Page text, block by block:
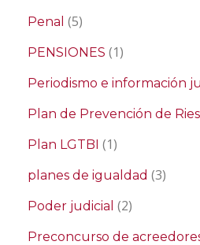
Penal (5)
PENSIONES (1)
Periodismo e información
Plan de Prevención de
Plan LGTBI (1)
planes de igualdad (3)
Poder judicial (2)
Preconcurso de